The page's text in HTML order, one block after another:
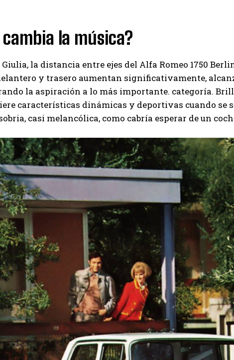
cambia la música?
Giulia, la distancia entre ejes del Alfa Romeo 1750
y trasero aumentan significativamente,
la aspiración a lo más importante. categoría.
características dinámicas y deportivas cuando se
casi melancólica, como cabría esperar de un